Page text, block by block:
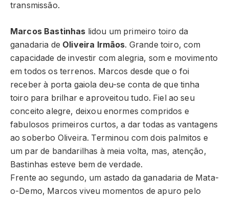
transmissão.
Marcos Bastinhas lidou um primeiro toiro da
ganadaria de Oliveira Irmãos. Grande toiro, com
capacidade de investir com alegria, som e movimento
em todos os terrenos. Marcos desde que o foi
receber à porta gaiola deu-se conta de que tinha
toiro para brilhar e aproveitou tudo. Fiel ao seu
conceito alegre, deixou enormes compridos e
fabulosos primeiros curtos, a dar todas as vantagens
ao soberbo Oliveira. Terminou com dois palmitos e
um par de bandarilhas à meia volta, mas, atenção,
Bastinhas esteve bem de verdade.
Frente ao segundo, um astado da ganadaria de Mata-
o-Demo, Marcos viveu momentos de apuro pelo